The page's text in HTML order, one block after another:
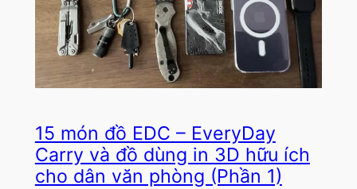
15 món đồ EDC – EveryDay
Carry và đồ dùng in 3D hữu ích
cho dân văn phòng (Phần 1)